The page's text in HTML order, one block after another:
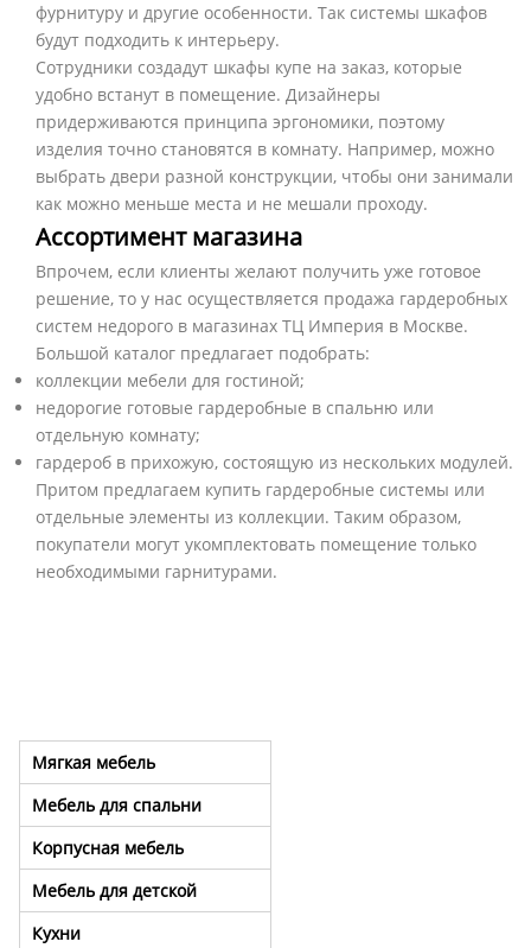
фурнитуру и другие особенности. Так системы шкафов
будут подходить к интерьеру.
Сотрудники создадут шкафы купе на заказ, которые
удобно встанут в помещение. Дизайнеры
придерживаются принципа эргономики, поэтому
изделия точно становятся в комнату. Например, можно
выбрать двери разной конструкции, чтобы они занимали
как можно меньше места и не мешали проходу.
Ассортимент магазина
Впрочем, если клиенты желают получить уже готовое
решение, то у нас осуществляется продажа гардеробных
систем недорого в магазинах ТЦ Империя в Москве.
Большой каталог предлагает подобрать:
коллекции мебели для гостиной;
недорогие готовые гардеробные в спальню или
отдельную комнату;
гардероб в прихожую, состоящую из нескольких модулей.
Притом предлагаем купить гардеробные системы или
отдельные элементы из коллекции. Таким образом,
покупатели могут укомплектовать помещение только
необходимыми гарнитурами.
Мягкая мебель
Мебель для спальни
Корпусная мебель
Мебель для детской
Кухни